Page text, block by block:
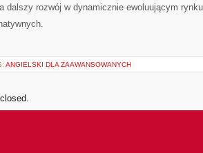
dalszy rozwój w dynamicznie ewoluującym
ANGIELSKI DLA ZAAWANSOWANYCH